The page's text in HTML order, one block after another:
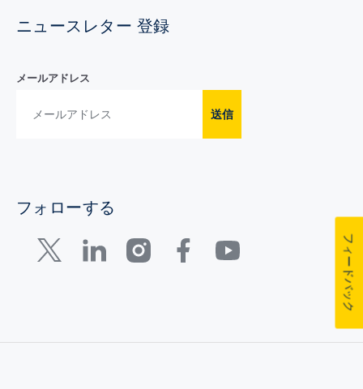
ニュースレター 登録
メールアドレス
送信
フォローする
フィードバック